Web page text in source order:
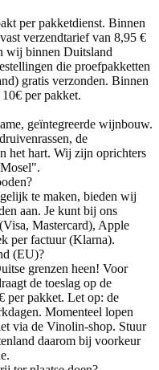
per pakketdienst. Binnen
verzendtarief van 8,95 €
wij binnen Duitsland
die proefpakketten
gratis verzonden. Binnen
per pakket.
geïntegreerde wijnbouw.
de
het hart. Wij zijn oprichters
te maken, bieden wij
aan. Je kunt bij ons
Mastercard), Apple
per factuur (Klarna).
(EU)?
grenzen heen! Voor
de toeslag op de
per pakket. Let op: de
Momenteel lopen
via de Vinolin-shop. Stuur
daarom bij voorkeur